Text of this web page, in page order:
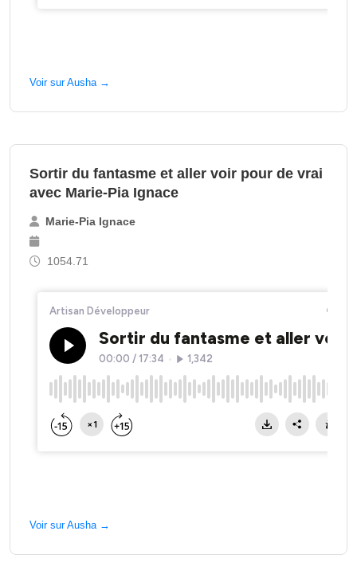
Voir sur Ausha →
Sortir du fantasme et aller voir pour de vrai
avec Marie-Pia Ignace
Marie-Pia Ignace
1054.71
Voir sur Ausha →